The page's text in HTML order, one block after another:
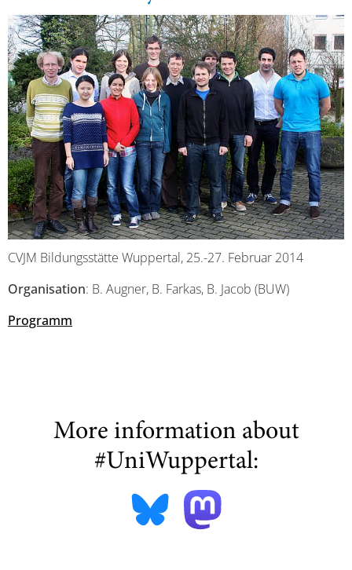
CVJM Bildungsstätte Wuppertal, 25.-27. Februar 2014
Organisation: B. Augner, B. Farkas, B. Jacob (BUW)
Programm
More information about
#UniWuppertal: